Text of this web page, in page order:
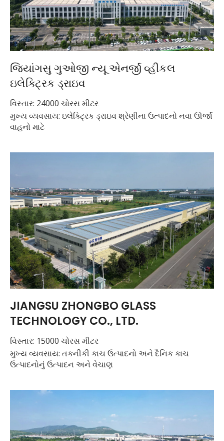
જિયાંગસુ ગુઓજી ન્યૂ એનર્જી વ્હીકલ
ઇલેક્ટ્રિક ડ્રાઇવ
વિસ્તાર: 24000 ચોરસ મીટર
મુખ્ય વ્યવસાય: ઇલેક્ટ્રિક ડ્રાઇવ શ્રેણીના ઉત્પાદનો નવા ઊર્જા
વાહનો માટે
JIANGSU ZHONGBO GLASS
TECHNOLOGY CO., LTD.
વિસ્તાર: 15000 ચોરસ મીટર
મુખ્ય વ્યવસાય: તકનીકી કાચ ઉત્પાદનો અને દૈનિક કાચ
ઉત્પાદનોનું ઉત્પાદન અને વેચાણ